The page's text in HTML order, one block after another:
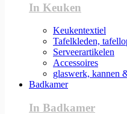
In Keuken
Keukentextiel
Tafelkleden,
Serveerartikelen
Accessoires
glaswerk, kannen
Badkamer
In Badkamer